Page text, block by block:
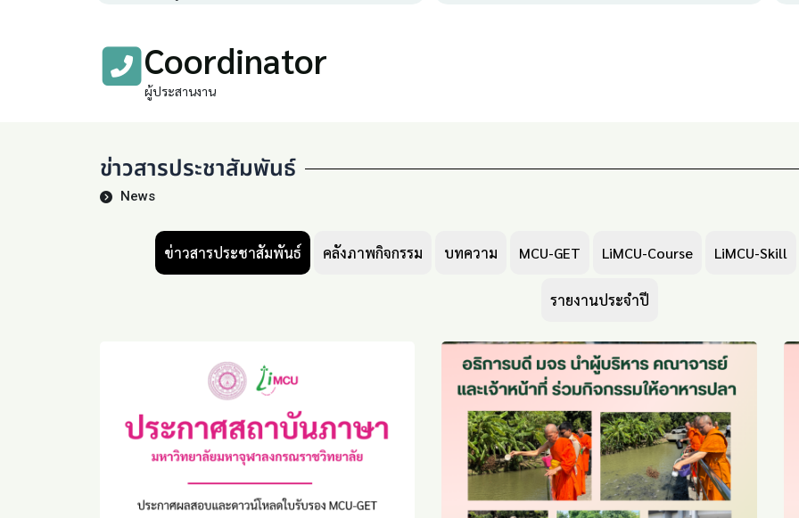
Coordinator
ผู้ประสานงาน
ข่าวสารประชาสัมพันธ์
News
ข่าวสารประชาสัมพันธ์ คลังภาพกิจกรรม บทความ MCU-GET LiMCU-Course LiMCU-Skill
รายงานประจำปี